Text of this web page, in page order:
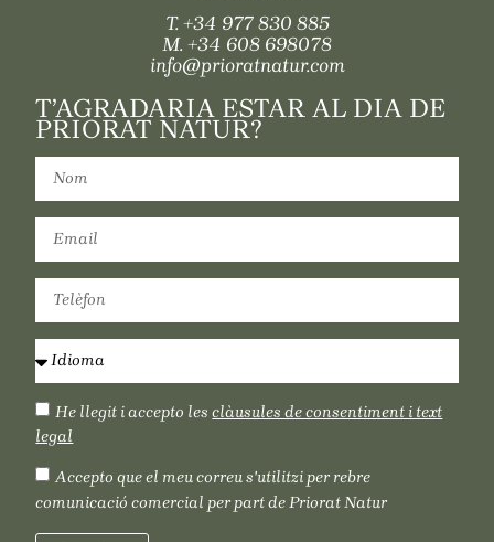
T.+34 977 830 885
M. +34 608 698078
info@prioratnatur.com
T’AGRADARIA ESTAR AL DIA DE
PRIORAT NATUR?
He llegit i accepto lesclàusules de consentiment i text
legal
Accepto que el meu correu s'utilitzi per rebre
comunicació comercial per part de Priorat Natur